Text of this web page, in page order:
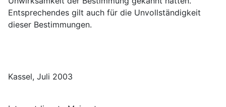
Entsprechendes gilt auch für die Unvollständigkeit
dieser Bestimmungen.
Kassel, Juli 2003